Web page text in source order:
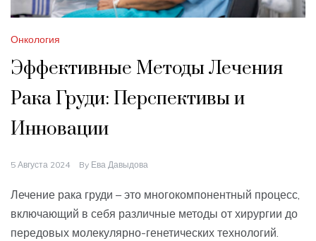
Онкология
Эффективные Методы Лечения
Рака Груди: Перспективы и
Инновации
5 Августа 2024 By Ева Давыдова
Лечение рака груди – это многокомпонентный процесс,
включающий в себя различные методы от хирургии до
передовых молекулярно-генетических технологий.